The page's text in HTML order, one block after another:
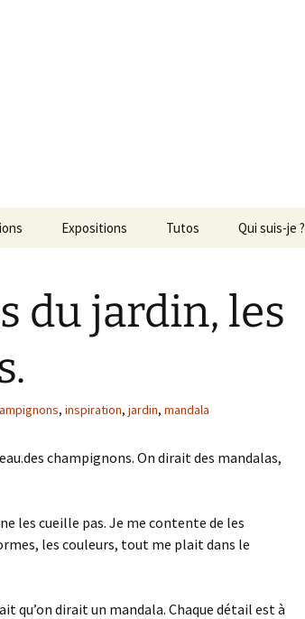
Expositions Tutos Qui suis-je ?
du jardin, les
, inspiration, jardin, mandala
champignons. On dirait des mandalas,
les cueille pas. Je me contente de les
les couleurs, tout me plait dans le
qu’on dirait un mandala. Chaque détail est à